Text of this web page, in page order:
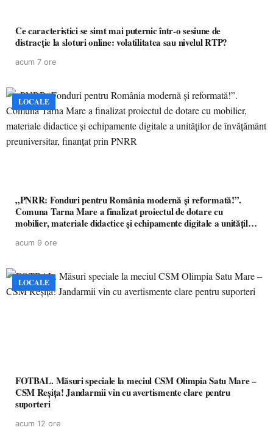
Ce caracteristici se simt mai puternic într-o sesiune de
distracție la sloturi online: volatilitatea sau nivelul RTP?
acum 7 ore
LOCALE
„PNRR: Fonduri pentru România modernă și reformată!”.
Comuna Tarna Mare a finalizat proiectul de dotare cu
mobilier, materiale didactice și echipamente digitale a unităților
acum 9 ore
LOCALE
FOTBAL. Măsuri speciale la meciul CSM Olimpia Satu Mare –
CSM Reșița! Jandarmii vin cu avertismente clare pentru
suporteri
acum 12 ore